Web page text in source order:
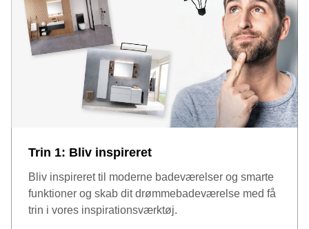
Trin 1: Bliv inspireret
Bliv inspireret til moderne badeværelser og smarte
funktioner og skab dit drømmebadeværelse med få
trin i vores inspirationsværktøj.